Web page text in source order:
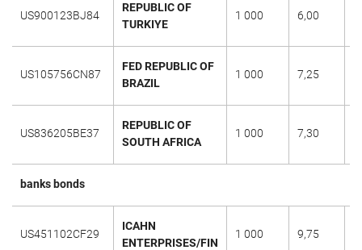
US900123BJ84
REPUBLIC OF
TURKIYE
1 000 6,00
US105756CN87
FED REPUBLIC OF
BRAZIL
1 000 7,25
US836205BE37
REPUBLIC OF
SOUTH AFRICA
1 000 7,30
banks bonds
US451102CF29
ICAHN
ENTERPRISES/FIN
1 000 9,75